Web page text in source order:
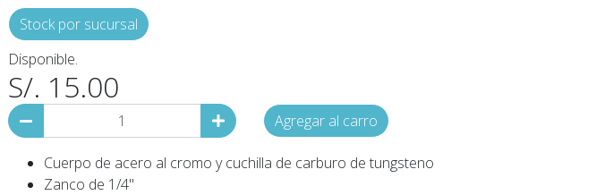
Stock por sucursal
Disponible.
S/. 15.00
Agregar al carro
Cuerpo de acero al cromo y cuchilla de carburo de tungsteno
Zanco de 1/4"